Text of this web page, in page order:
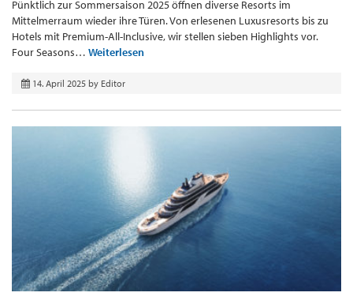
Pünktlich zur Sommersaison 2025 öffnen diverse Resorts im
Mittelmerraum wieder ihre Türen. Von erlesenen Luxusresorts bis zu
Hotels mit Premium-All-Inclusive, wir stellen sieben Highlights vor.
Four Seasons… Weiterlesen
14. April 2025 by Editor